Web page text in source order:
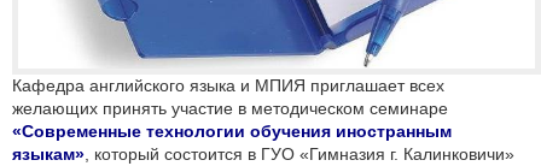
Кафедра английского языка и МПИЯ приглашает всех
желающих принять участие в методическом семинаре
«Современные технологии обучения иностранным
языкам», который состоится в ГУО «Гимназия г. Калинковичи»